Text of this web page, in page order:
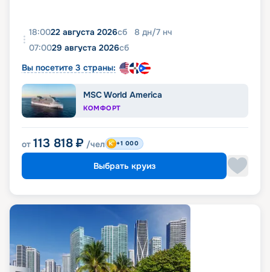
18:0022 августа 2026сб 8 дн/7 нч
07:0029 августа 2026сб
Вы посетите 3 страны:
MSC World America
КОМФОРТ
от 113 818 ₽ /чел +1 000
Выбрать круиз